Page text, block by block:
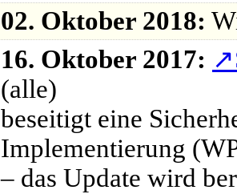
02. Oktober 2018:
16. Oktober 2017: ↗
(alle)
beseitigt eine
Implementierung
– das Update wird